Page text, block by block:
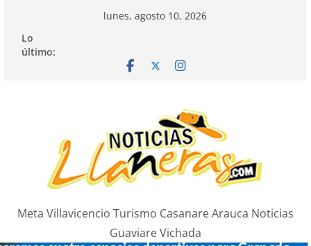
contenido
lunes, agosto 10, 2026
Lo
último:
Meta Villavicencio Turismo Casanare Arauca Noticias
Guaviare Vichada